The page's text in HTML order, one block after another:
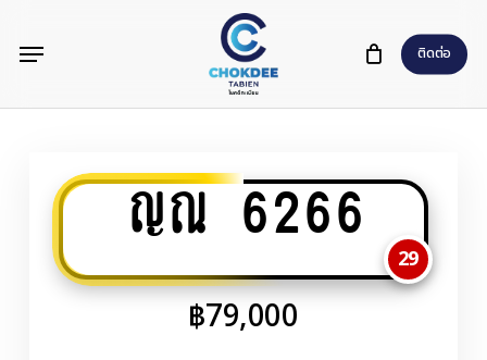
content
ติดต่อ
Menu
ญณ 6266
29
฿79,000